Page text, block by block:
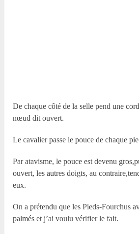
De chaque côté de la selle pend une
nœud dit ouvert.
Le cavalier passe le pouce de chaque
Par atavisme, le pouce est devenu
ouvert, les autres doigts, au
eux.
On a prétendu que les Pieds-Fourchus
palmés et j’ai voulu vérifier le fait.